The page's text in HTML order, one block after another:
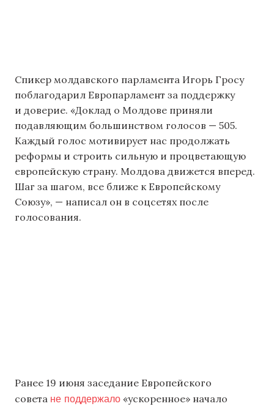
Спикер молдавского парламента Игорь Гросу
поблагодарил Европарламент за поддержку
и доверие. «Доклад о Молдове приняли
подавляющим большинством голосов — 505.
Каждый голос мотивирует нас продолжать
реформы и строить сильную и процветающую
европейскую страну. Молдова движется вперед.
Шаг за шагом, все ближе к Европейскому
Союзу», — написал он в соцсетях после
голосования.
Ранее 19 июня заседание Европейского
совета не поддержало «ускоренное» начало